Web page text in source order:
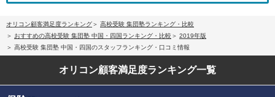
オリコン顧客満足度ランキング
高校受験 集団塾ランキング・比較
おすすめの高校受験 集団塾 中国・四国ランキング・比較
2019年版
高校受験 集団塾 中国・四国のスタッフランキング・口コミ情報
オリコン顧客満足度ランキング一覧